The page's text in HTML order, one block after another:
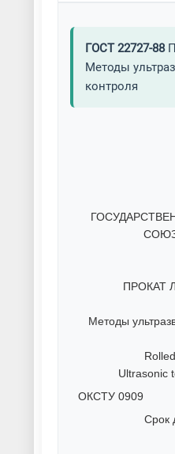
ГОСТ 22727-88
Методы
контроля